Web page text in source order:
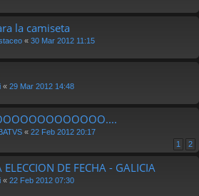
la camiseta
« 30 Mar 2012 11:15
« 29 Mar 2012 14:48
« 22 Feb 2012 20:17
1 2
DE FECHA - GALICIA
« 22 Feb 2012 07:30